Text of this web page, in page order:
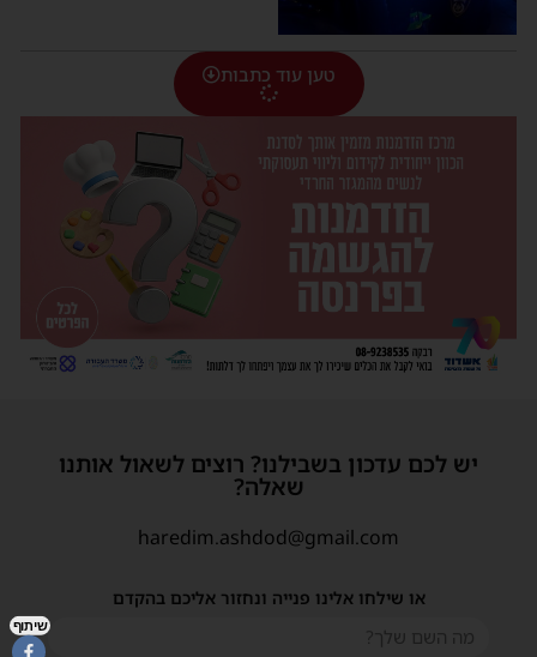
טען עוד כתבות
יש לכם עדכון בשבילנו? רוצים לשאול אותנו
שאלה?
haredim.ashdod@gmail.com
או שילחו אלינו פנייה ונחזור אליכם בהקדם
שיתוף